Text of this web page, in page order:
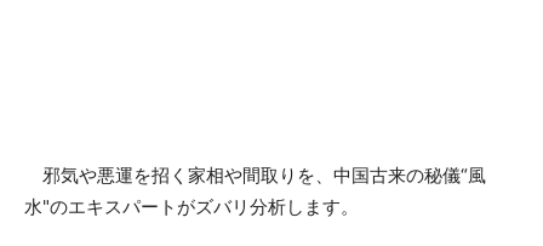
邪気や悪運を招く家相や間取りを、中国古来の秘儀“風
水"のエキスパートがズバリ分析します。